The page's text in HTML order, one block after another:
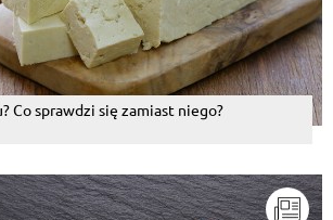
Co sprawdzi się zamiast niego?